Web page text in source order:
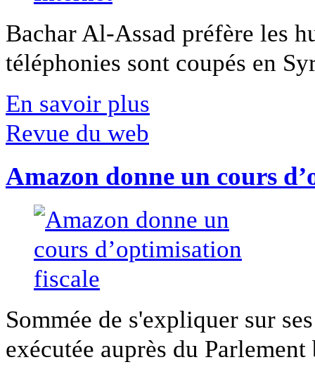
Bachar Al-Assad préfère les
téléphonies sont coupés en
En savoir plus
Revue du web
Amazon donne un cours
Sommée de s'expliquer sur
exécutée auprès du